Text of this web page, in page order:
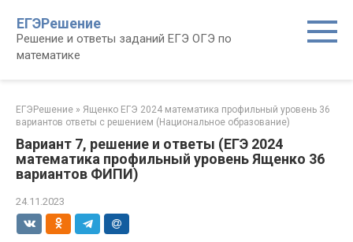
контенту
ЕГЭРешение
Решение и ответы заданий ЕГЭ ОГЭ по
математике
ЕГЭРешение » Ященко ЕГЭ 2024 математика профильный уровень 36
вариантов ответы с решением (Национальное образование)
Вариант 7, решение и ответы (ЕГЭ 2024
математика профильный уровень Ященко 36
вариантов ФИПИ)
24.11.2023